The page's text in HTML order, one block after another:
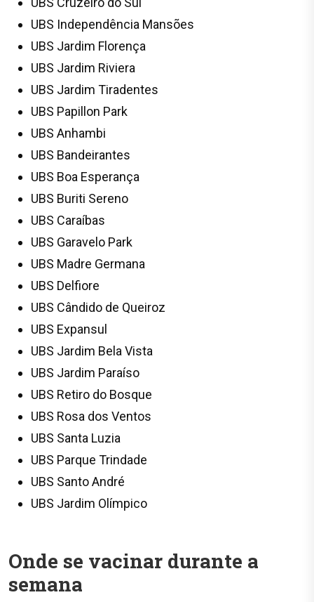
UBS Independência Mansões
UBS Jardim Florença
UBS Jardim Riviera
UBS Jardim Tiradentes
UBS Papillon Park
UBS Anhambi
UBS Bandeirantes
UBS Boa Esperança
UBS Buriti Sereno
UBS Caraíbas
UBS Garavelo Park
UBS Madre Germana
UBS Delfiore
UBS Cândido de Queiroz
UBS Expansul
UBS Jardim Bela Vista
UBS Jardim Paraíso
UBS Retiro do Bosque
UBS Rosa dos Ventos
UBS Santa Luzia
UBS Parque Trindade
UBS Santo André
UBS Jardim Olímpico
Onde se vacinar durante a
semana